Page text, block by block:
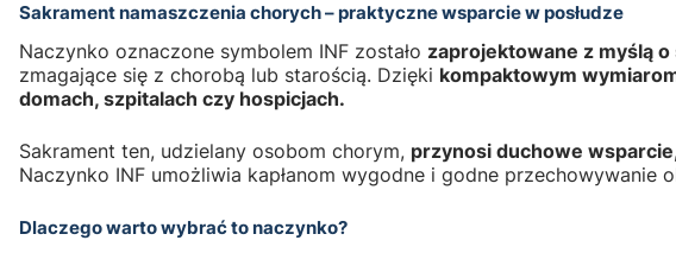
Sakrament namaszczenia chorych – praktyczne wsparcie w posłudze
Naczynko oznaczone symbolem INF zostało zaprojektowane z myślą
zmagające się z chorobą lub starością. Dzięki kompaktowym
domach, szpitalach czy hospicjach.
Sakrament ten, udzielany osobom chorym, przynosi duchowe
Naczynko INF umożliwia kapłanom wygodne i godne przechowywanie
Dlaczego warto wybrać to naczynko?